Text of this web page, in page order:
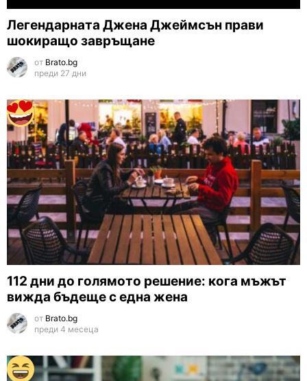
Легендарната Джена Джеймсън прави
шокиращо завръщане
от Brato.bg
преди 27 дни
112 дни до голямото решение: кога мъжът
вижда бъдеще с една жена
от Brato.bg
преди 4 месеца